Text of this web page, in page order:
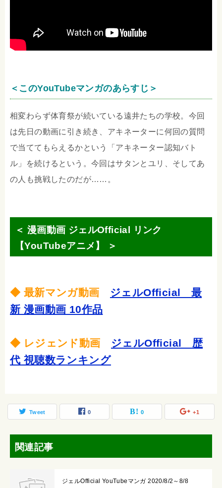
＜このYouTubeマンガのあらすじ＞
相変わらず体育祭が続いている遠井たちの学校。今回
は先日の動画に引き続き、アキネーターに何回の質問
で当ててもらえるかという「アキネーター認知バト
ル」を続けるという。今回はサタンとユリ、そしてあ
の人も挑戦したのだが……。
＜ 漫画動画 ジェルOfficial リンク
【YouTubeアニメ】 ＞
◆ 最新マンガ動画 ジェルOfficial 最
新 漫画動画 10作品
◆ レジェンド動画 ジェルOfficial 歴
代 視聴数ランキング
Tweet 0 0 +1
関連記事
ジェルOfficial YouTubeマンガ 2020/8/2～8/8